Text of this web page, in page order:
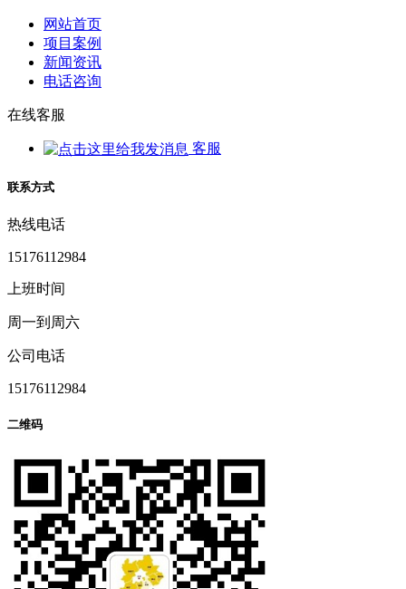
网站首页
项目案例
新闻资讯
电话咨询
在线客服
客服
联系方式
热线电话
15176112984
上班时间
周一到周六
公司电话
15176112984
二维码